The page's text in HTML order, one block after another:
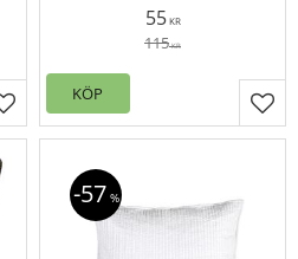
Lägg till i favoriter
sammetskvalité. Försluts
55KR
115KR
KÖP
57 %